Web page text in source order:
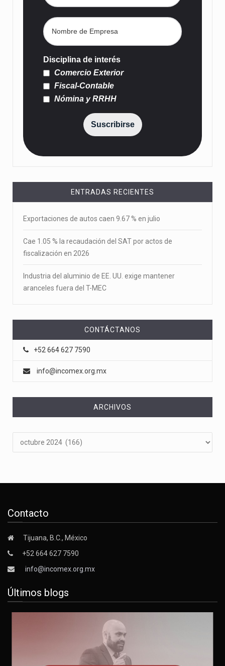
Disciplina de interés
Comercio Exterior
Fiscal-Contable
Nómina y RRHH
Suscribirse
ENTRADAS RECIENTES
Exportaciones de autos caen 9.67 % en julio
Cae 1.05 % la recaudación del SAT por actos de
fiscalización en 2026
Industria del aluminio de EE. UU. exige mantener
aranceles fuera del T-MEC
CONTÁCTANOS
+52 664 627 7590
info@incomex.org.mx
ARCHIVOS
Contacto
Tijuana, B.C., México
+52 664 627 7590
info@incomex.org.mx
Últimos blogs